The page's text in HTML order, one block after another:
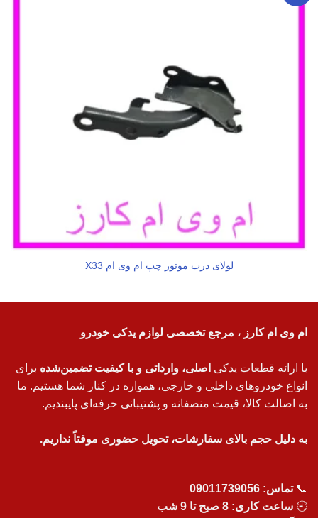
لولای درب موتور چپ ام وی ام X33
ام وی ام کارز ، مرجع تخصصی لوازم یدکی خودرو
با ارائه قطعات یدکی اصلی، وارداتی و با کیفیت تضمین‌شده برای
انواع خودروهای داخلی و خارجی، همواره در کنار شما هستیم. ما
به اصالت کالا، قیمت منصفانه و پشتیبانی حرفه‌ای پایبندیم.
به دلیل حجم بالای سفارشات، تحویل حضوری موقتاً نداریم.
📞تماس: 09011739056
🕘 ساعت کاری: 8 صبح تا 9 شب